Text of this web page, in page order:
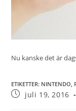
Nu kanske det är
ETIKETTER: NINTENDO
juli 19, 2016